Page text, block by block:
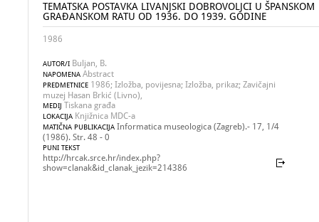
TEMATSKA POSTAVKA LIVANJSKI DOBROVOLJCI U ŠPANSKOM
GRAĐANSKOM RATU OD 1936. DO 1939. GODINE
1986
AUTOR/I Buljan, B.
NAPOMENA Abstract
PREDMETNICE 1986; Izložba, povijesna; Izložba, prikaz; Zavičajni
muzej Hasan Brkić (Livno),
MEDIJ Tiskana građa
LOKACIJA Knjižnica MDC-a
MATIČNA PUBLIKACIJA Informatica museologica (Zagreb).- 17, 1/4
(1986). Str. 48 - 0
PUNI TEKST
http://hrcak.srce.hr/index.php?
show=clanak&id_clanak_jezik=214386